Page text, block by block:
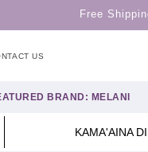
Free
US
BRAND: MELANI
KAMA'AINA